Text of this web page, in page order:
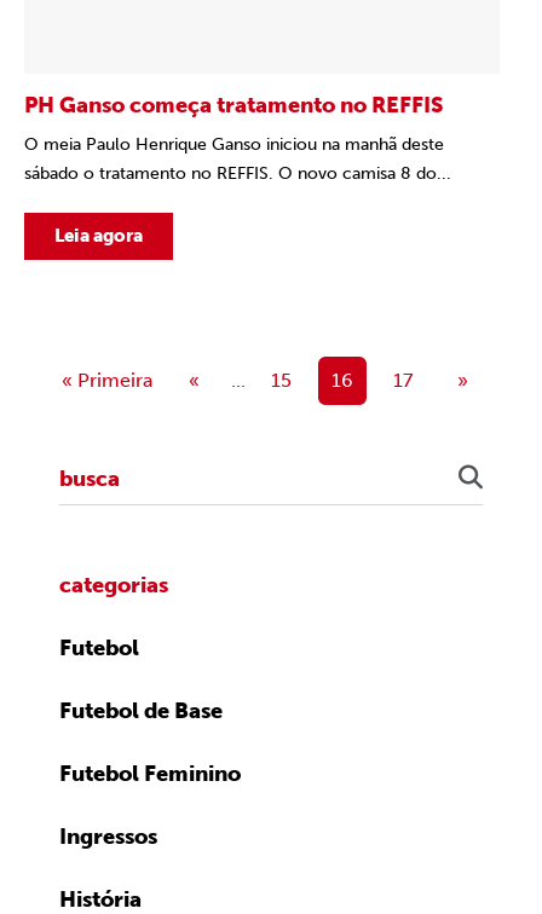
PH Ganso começa tratamento no REFFIS
O meia Paulo Henrique Ganso iniciou na manhã deste
sábado o tratamento no REFFIS. O novo camisa 8 do...
Leia agora
« Primeira « ... 15 16 17 »
categorias
Futebol
Futebol de Base
Futebol Feminino
Ingressos
História